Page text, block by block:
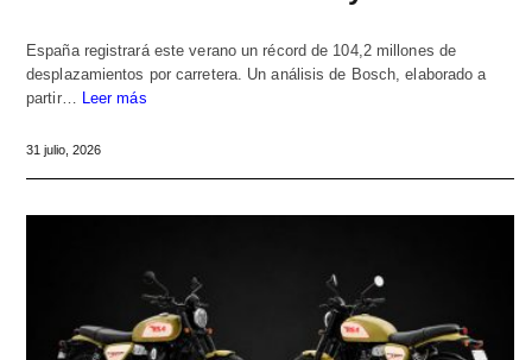
España registrará este verano un récord de 104,2 millones de
desplazamientos por carretera. Un análisis de Bosch, elaborado a
partir… Leer más
31 julio, 2026